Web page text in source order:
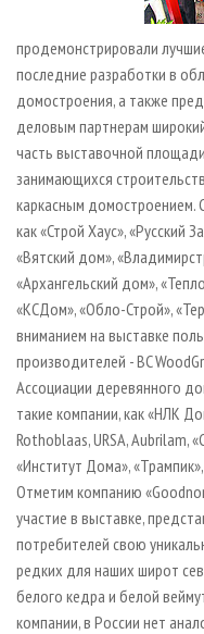
продемонстрировали
последние разработки в
домостроения, а также
деловым партнерам
часть выставочной
занимающихся
каркасным домостроением.
как «Строй Хаус», «Русский
«Вятский дом»,
«Архангельский дом»,
«КСДом», «Обло­-Строй»,
вниманием на выставке
производителей - BC
Ассоциации деревянного
такие компании, как «НЛК
Rothoblaas, URSA, Aubrilam,
«Институт Дома»,
Отметим компанию
участие в выставке,
потребителей свою
редких для наших широт
белого кедра и белой
компании, в России нет